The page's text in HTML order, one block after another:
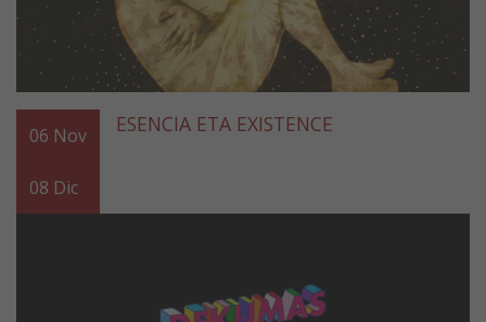
06 Nov
08 Dic
ESENCIA ETA EXISTENCE